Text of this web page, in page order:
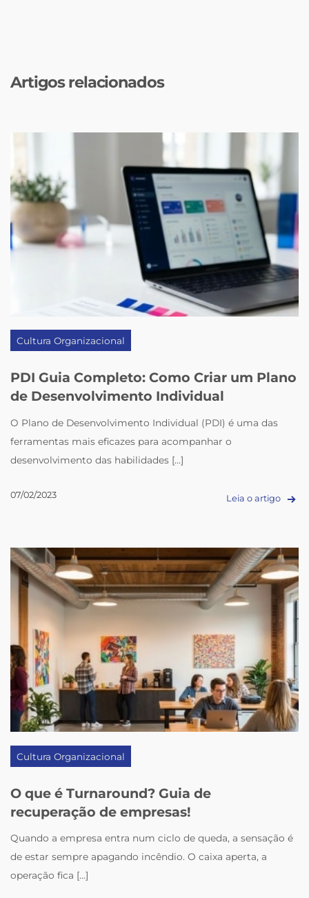
Artigos relacionados
Cultura Organizacional
PDI Guia Completo: Como Criar um Plano
de Desenvolvimento Individual
O Plano de Desenvolvimento Individual (PDI) é uma das
ferramentas mais eficazes para acompanhar o
desenvolvimento das habilidades [...]
07/02/2023 Leia o artigo
Cultura Organizacional
O que é Turnaround? Guia de
recuperação de empresas!
Quando a empresa entra num ciclo de queda, a sensação é
de estar sempre apagando incêndio. O caixa aperta, a
operação fica [...]